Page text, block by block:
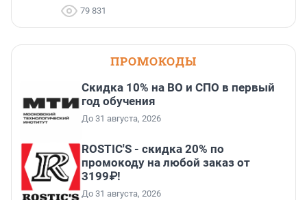
79 831
ПРОМОКОДЫ
Скидка 10% на ВО и СПО в первый
год обучения
До 31 августа, 2026
ROSTIC'S - скидка 20% по
промокоду на любой заказ от
3199₽!
До 31 августа, 2026